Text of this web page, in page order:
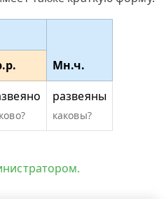
Мн.ч.
развеяны
каковы?